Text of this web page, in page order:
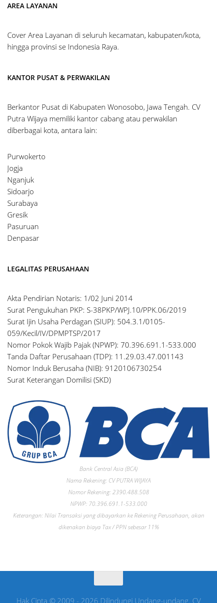
AREA LAYANAN
Cover Area Layanan di seluruh kecamatan, kabupaten/kota,
hingga provinsi se Indonesia Raya.
KANTOR PUSAT & PERWAKILAN
Berkantor Pusat di Kabupaten Wonosobo, Jawa Tengah. CV
Putra Wijaya memiliki kantor cabang atau perwakilan
diberbagai kota, antara lain:
Purwokerto
Jogja
Nganjuk
Sidoarjo
Surabaya
Gresik
Pasuruan
Denpasar
LEGALITAS PERUSAHAAN
Akta Pendirian Notaris: 1/02 Juni 2014
Surat Pengukuhan PKP: S-38PKP/WPJ.10/PPK.06/2019
Surat Ijin Usaha Perdagan (SIUP): 504.3.1/0105-
059/Kecil/IV/DPMPTSP/2017
Nomor Pokok Wajib Pajak (NPWP): 70.396.691.1-533.000
Tanda Daftar Perusahaan (TDP): 11.29.03.47.001143
Nomor Induk Berusaha (NIB): 9120106730254
Surat Keterangan Domilisi (SKD)
Bank Central Asia (BCA)
Nama Rekening: CV PUTRA WIJAYA
Nomor Rekening: 2390.488.508
NPWP: 70.396.691.1-533.000
Keterangan: Nilai Transaksi yang dibayarkan ke Rekening Perusahaan, akan
dikenakan biaya Tax / PPN sebesar 11%
Hak Cipta © 2009 - 2026 Dilindungi Undang-undang. CV